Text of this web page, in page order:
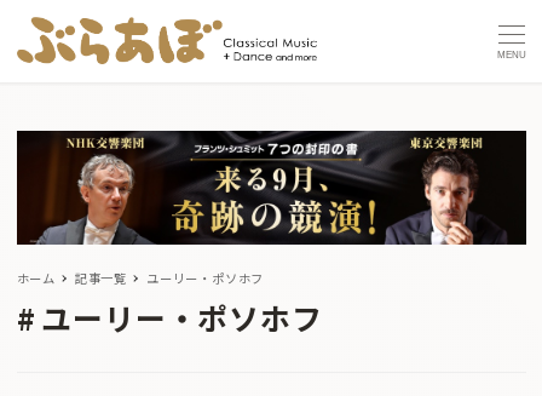
MENU
ホーム 記事一覧 ユーリー・ポソホフ
ユーリー・ポソホフ